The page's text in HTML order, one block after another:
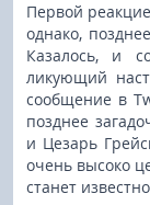
Первой
однако,
Казалось, и
ликующий
сообщение в
позднее
и Цезарь
очень высоко
станет